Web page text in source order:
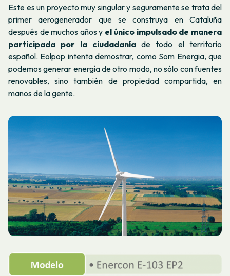
Este es un proyecto muy singular y seguramente se trata del
primer aerogenerador que se construya en Cataluña
después de muchos años y el único impulsado de manera
participada por la ciudadaníade todo el territorio
español. Eolpop intenta demostrar, como Som Energia, que
podemos generar energía de otro modo, no sólo con fuentes
renovables, sino también de propiedad compartida, en
manos de la gente.